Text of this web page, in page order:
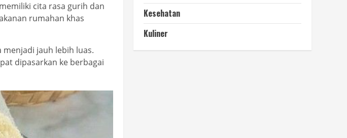
cita rasa gurih dan
rumahan khas
jauh lebih luas.
dipasarkan ke berbagai
Kesehatan
Kuliner